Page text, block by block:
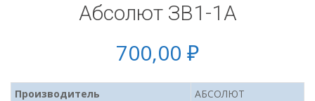
Абсолют ЗВ1-1А
700,00 ₽
Производитель
АБСОЛЮТ